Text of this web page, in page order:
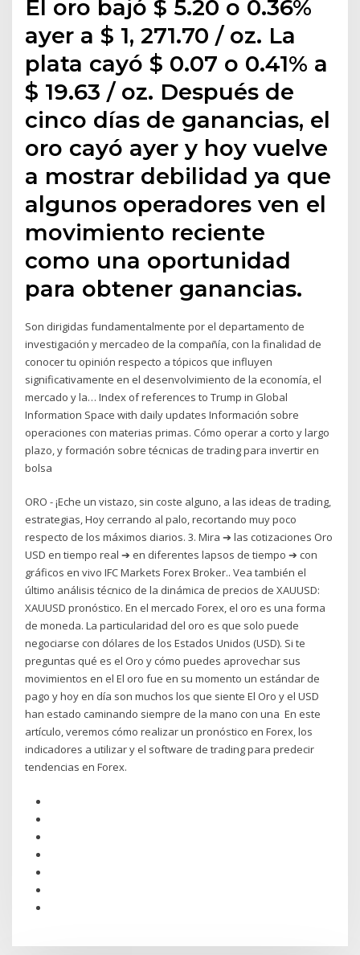
El oro bajó $ 5.20 o 0.36%
ayer a $ 1, 271.70 / oz. La
plata cayó $ 0.07 o 0.41% a
$ 19.63 / oz. Después de
cinco días de ganancias, el
oro cayó ayer y hoy vuelve
a mostrar debilidad ya que
algunos operadores ven el
movimiento reciente
como una oportunidad
para obtener ganancias.
Son dirigidas fundamentalmente por el departamento de
investigación y mercadeo de la compañía, con la finalidad de
conocer tu opinión respecto a tópicos que influyen
significativamente en el desenvolvimiento de la economía, el
mercado y la… Index of references to Trump in Global
Information Space with daily updates Información sobre
operaciones con materias primas. Cómo operar a corto y largo
plazo, y formación sobre técnicas de trading para invertir en
bolsa
ORO - ¡Eche un vistazo, sin coste alguno, a las ideas de trading,
estrategias, Hoy cerrando al palo, recortando muy poco
respecto de los máximos diarios. 3. Mira ➔ las cotizaciones Oro
USD en tiempo real ➔ en diferentes lapsos de tiempo ➔ con
gráficos en vivo IFC Markets Forex Broker.. Vea también el
último análisis técnico de la dinámica de precios de XAUUSD:
XAUUSD pronóstico. En el mercado Forex, el oro es una forma
de moneda. La particularidad del oro es que solo puede
negociarse con dólares de los Estados Unidos (USD). Si te
preguntas qué es el Oro y cómo puedes aprovechar sus
movimientos en el El oro fue en su momento un estándar de
pago y hoy en día son muchos los que siente El Oro y el USD
han estado caminando siempre de la mano con una En este
artículo, veremos cómo realizar un pronóstico en Forex, los
indicadores a utilizar y el software de trading para predecir
tendencias en Forex.